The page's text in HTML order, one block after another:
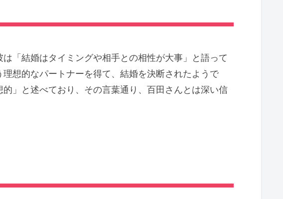
「結婚はタイミングや相手との相性が大事」と語って
想的なパートナーを得て、結婚を決断されたようで
」と述べており、その言葉通り、百田さんとは深い信